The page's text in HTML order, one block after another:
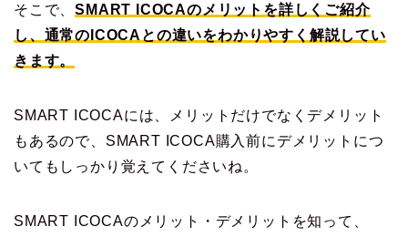
そこで、SMART ICOCAのメリットを詳しくご紹介
し、通常のICOCAとの違いをわかりやすく解説してい
きます。
SMART ICOCAには、メリットだけでなくデメリット
もあるので、SMART ICOCA購入前にデメリットにつ
いてもしっかり覚えてくださいね。
SMART ICOCAのメリット・デメリットを知って、